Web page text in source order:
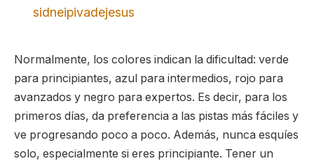
sidneipivadejesus
Normalmente, los colores indican la dificultad: verde
para principiantes, azul para intermedios, rojo para
avanzados y negro para expertos. Es decir, para los
primeros días, da preferencia a las pistas más fáciles y
ve progresando poco a poco. Además, nunca esquíes
solo, especialmente si eres principiante. Tener un